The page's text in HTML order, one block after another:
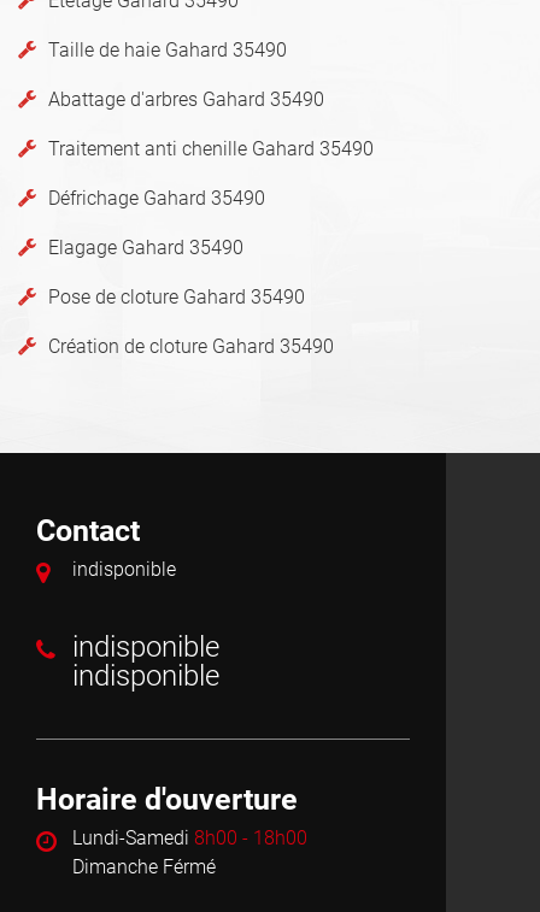
Taille de haie Gahard 35490
Abattage d'arbres Gahard 35490
Traitement anti chenille Gahard 35490
Défrichage Gahard 35490
Elagage Gahard 35490
Pose de cloture Gahard 35490
Création de cloture Gahard 35490
Contact
indisponible
indisponible
indisponible
Horaire d'ouverture
Lundi-Samedi 8h00 - 18h00
Dimanche Férmé